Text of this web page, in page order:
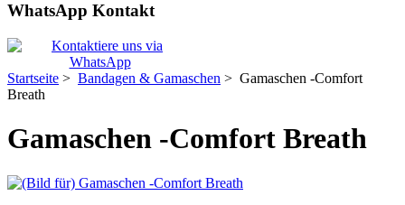
WhatsApp Kontakt
Startseite > Bandagen & Gamaschen > Gamaschen -Comfort
Breath
Gamaschen -Comfort Breath